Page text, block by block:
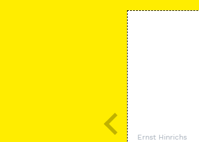
Ernst Hinrichs